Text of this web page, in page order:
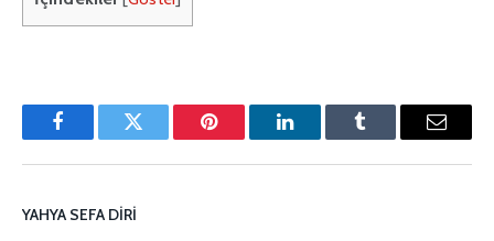
FacebookTwitter Pinterest'inLinkedInTumblr
E-
YAHYA SEFA DIRI